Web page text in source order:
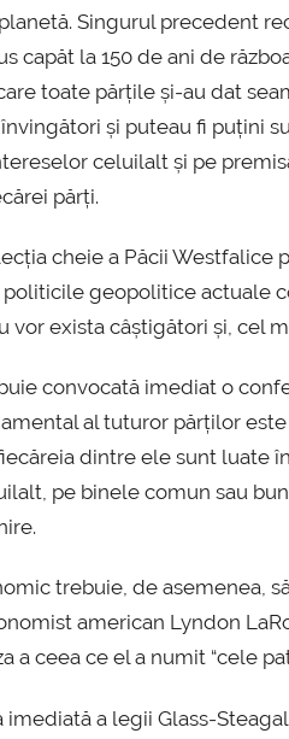
Singurul precedent
capăt la 150 de ani de
toate părțile și-au dat
și puteau fi puțini
celuilalt și pe
părți.
cheie a Păcii Westfalice
politicile geopolitice actuale
vor exista câștigători și, cel
convocată imediat o
al tuturor părților
dintre ele sunt luate
pe binele comun sau
trebuie, de asemenea,
american Lyndon
a ceea ce el a numit “cele
imediată a legii Glass-